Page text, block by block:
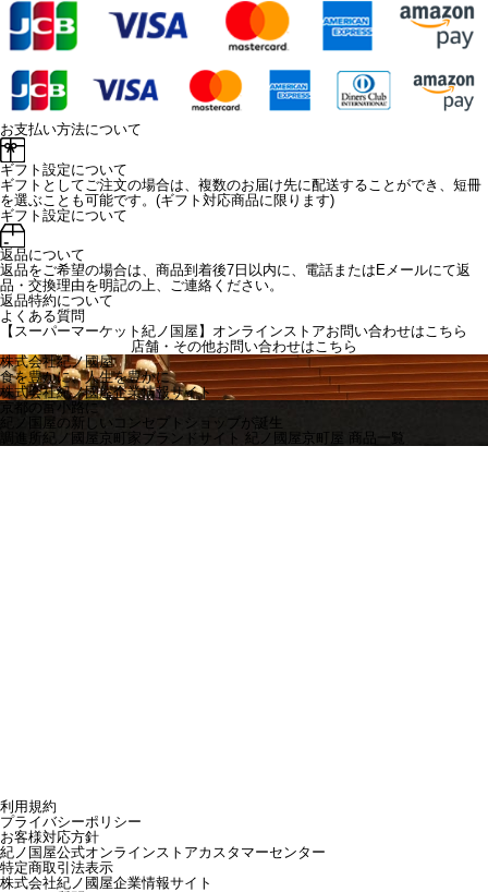
お支払い方法について
ギフト設定について
ギフトとしてご注文の場合は、複数のお届け先に配送することができ、短冊
を選ぶことも可能です。(ギフト対応商品に限ります)
ギフト設定について
返品について
返品をご希望の場合は、商品到着後7日以内に、電話またはEメールにて返
品・交換理由を明記の上、ご連絡ください。
返品特約について
よくある質問
【スーパーマーケット紀ノ国屋】オンラインストアお問い合わせはこちら
店舗・その他お問い合わせはこちら
株式会社紀ノ國屋
食を豊かに、人生を豊かに
株式会社紀ノ國屋企業情報サイト
京都の富小路に
紀ノ国屋の新しいコンセプトショップが誕生
調進所紀ノ國屋京町家ブランドサイト 紀ノ國屋京町屋 商品一覧
利用規約
プライバシーポリシー
お客様対応方針
紀ノ国屋公式オンラインストアカスタマーセンター
特定商取引法表示
株式会社紀ノ國屋企業情報サイト